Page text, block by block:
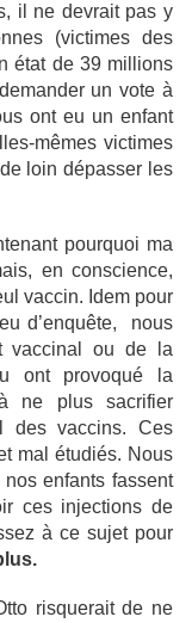
il ne devrait pas y
(victimes des
état de 39 millions
un vote à
ont eu un enfant
mêmes victimes
loin dépasser les
pourquoi ma
en conscience,
vaccin. Idem pour
d’enquête, nous
vaccinal ou de la
ont provoqué la
ne plus sacrifier
des vaccins. Ces
mal étudiés. Nous
enfants fassent
ces injections de
à ce sujet pour
risquerait de ne